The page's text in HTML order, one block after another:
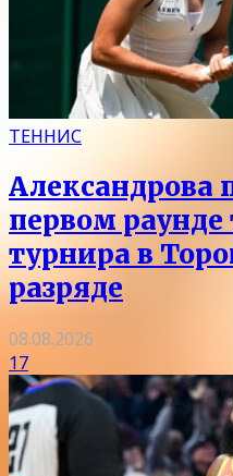
ТЕННИС
Александрова
первом раунде
турнира в
разряде
08.08.2026
17